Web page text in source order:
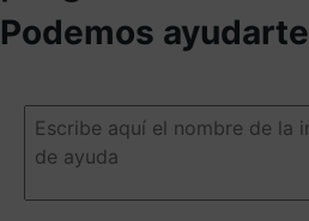
Podemos ayudarte
Escribe
aquí
el